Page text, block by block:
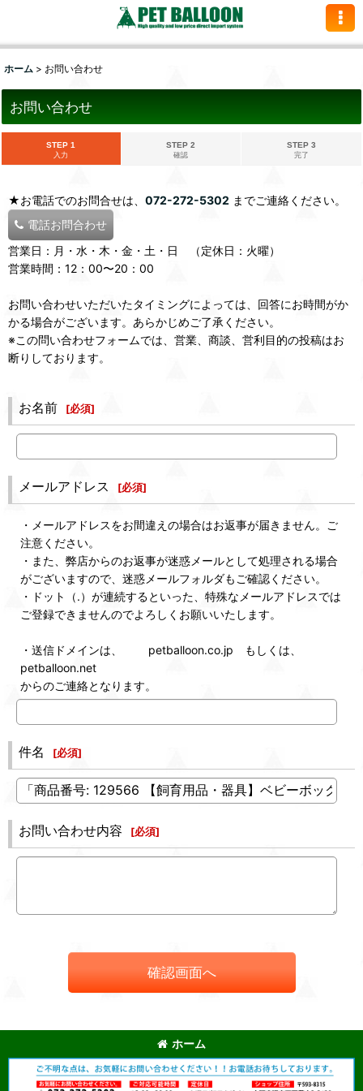
ホーム > お問い合わせ
お問い合わせ
STEP 1
入力
STEP 2
確認
STEP 3
完了
★お電話でのお問合せは、 072-272-5302 までご連絡ください。
電話お問合わせ
営業日：月・水・木・金・土・日 （定休日：火曜）
営業時間：12：00〜20：00
お問い合わせいただいたタイミングによっては、回答にお時間がか
かる場合がございます。あらかじめご了承ください。
※この問い合わせフォームでは、営業、商談、営利目的の投稿はお
断りしております。
お名前 [必須]
メールアドレス [必須]
・メールアドレスをお間違えの場合はお返事が届きません。ご
注意ください。
・また、弊店からのお返事が迷惑メールとして処理される場合
がございますので、迷惑メールフォルダもご確認ください。
・ドット（.）が連続するといった、特殊なメールアドレスでは
ご登録できませんのでよろしくお願いいたします。
・送信ドメインは、 petballoon.co.jp もしくは、
petballoon.net
からのご連絡となります。
件名 [必須]
お問い合わせ内容 [必須]
確認画面へ
ホーム